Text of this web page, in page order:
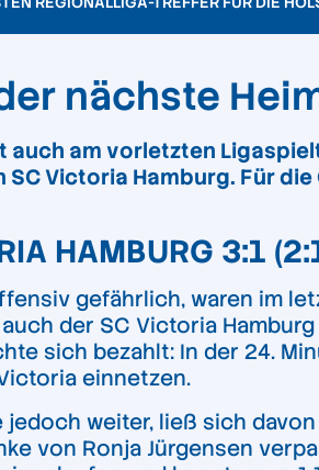
nächste
am vorletzten
Victoria Hamburg. Für
HAMBURG 3:1
gefährlich, waren im
der SC Victoria
sich bezahlt: In der 24.
einnetzen.
weiter, ließ sich
von Ronja Jürgensen